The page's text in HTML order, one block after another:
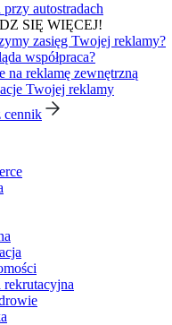
przy autostradach
SIĘ WIĘCEJ!
zasięg Twojej reklamy?
współpraca?
na reklamę zewnętrzną
Twojej reklamy
cennik
rekrutacyjna